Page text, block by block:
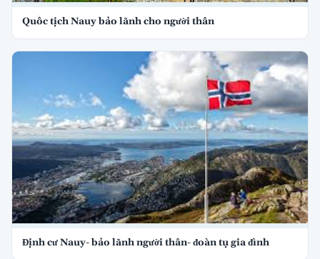
Quốc tịch Nauy bảo lãnh cho người thân
Định cư Nauy- bảo lãnh người thân- đoàn tụ gia đình